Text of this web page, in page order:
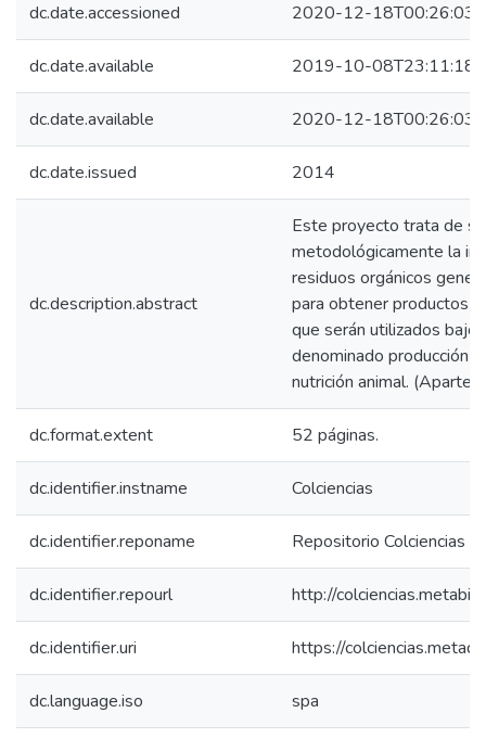
dc.date.accessioned 2020-12-18T00:26:03Z
dc.date.available 2019-10-08T23:11:18Z
dc.date.available 2020-12-18T00:26:03Z
dc.date.issued 2014
dc.description.abstract
Este proyecto trata de
metodológicamente la
residuos orgánicos
para obtener productos
que serán utilizados bajo
denominado producción
nutrición animal.
dc.format.extent 52 páginas.
dc.identifier.instname Colciencias
dc.identifier.reponame Repositorio Colciencias
dc.identifier.repourl http://
dc.identifier.uri https://
dc.language.iso spa